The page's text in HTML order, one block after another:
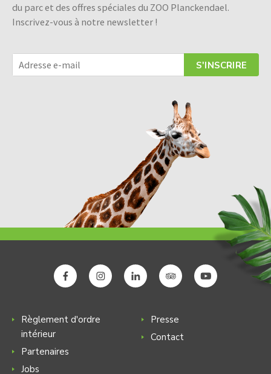
du parc et des offres spéciales du ZOO Planckendael.
Inscrivez-vous à notre newsletter !
S'INSCRIRE
Règlement d'ordre
intérieur
Partenaires
Jobs
Presse
Contact